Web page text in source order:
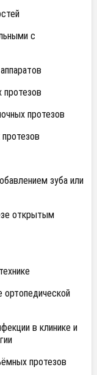
с
протезов
зуба или
открытым
в клинике и
протезов